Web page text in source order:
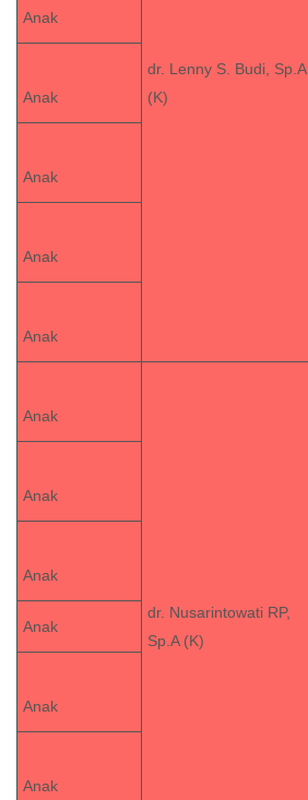
dr. Lenny S. Budi, Sp.A
(K)
Anak
Anak
Anak
Anak
Anak
Anak
dr. Nusarintowati RP,
Sp.A (K)
Anak
Anak
Anak
Anak
Anak